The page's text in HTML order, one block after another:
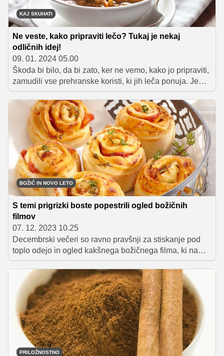
KAJ SKUHATI
Ne veste, kako pripraviti lečo? Tukaj je nekaj
odličnih idej!
09. 01. 2024 05.00
Škoda bi bilo, da bi zato, ker ne vemo, kako jo pripraviti,
zamudili vse prehranske koristi, ki jih leča ponuja. Je
namreč zelo zdravo in hranilno živilo, ki navdušuje s
prijetnim okusom in tudi vsestransko uporabnostjo,
poleg tega pa je tudi poceni. Lahko jo uporabimo pri
pripravi juh, enolončnic, omak, solat in namazov, iz leče
pa lahko pripravimo tudi okusne polpete ter brezmesno
'pečenko'. Preletite spodnji seznam in izberite recept, ki
ga boste v kratkem preizkusili.
BOŽIČ IN NOVO LETO
S temi prigrizki boste popestrili ogled božičnih
filmov
07. 12. 2023 10.25
Decembrski večeri so ravno pravšnji za stiskanje pod
toplo odejo in ogled kakšnega božičnega filma, ki nam
bo ogrel srce. Da bodo filmski večeri še bolj praznični, si
ob ogledu privoščimo tudi kakšen dober prigrizek.
PRILOŽNOSTNO